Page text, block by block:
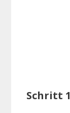
Schritt 1